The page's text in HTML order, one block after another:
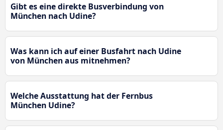
Gibt es eine direkte Busverbindung von
München nach Udine?
Was kann ich auf einer Busfahrt nach Udine
von München aus mitnehmen?
Welche Ausstattung hat der Fernbus
München Udine?